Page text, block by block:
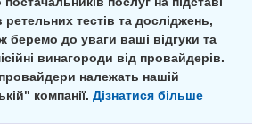
ретельних тестів та досліджень,
беремо до уваги ваші відгуки та
винагороди від провайдерів.
належать нашій
компанії. Дізнатися більше